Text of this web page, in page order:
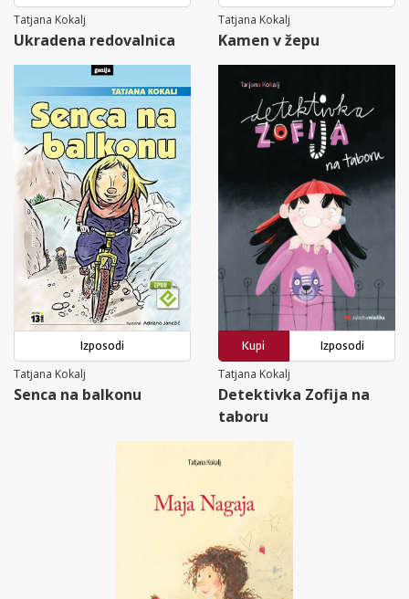
Tatjana Kokalj
Ukradena redovalnica
Tatjana Kokalj
Kamen v žepu
Izposodi
Tatjana Kokalj
Senca na balkonu
Kupi
Izposodi
Tatjana Kokalj
Detektivka Zofija na
taboru